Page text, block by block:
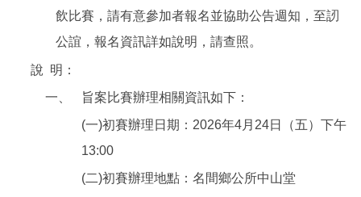
飲比賽，請有意參加者報名並協助公告週知，至訒
公誼，報名資訊詳如說明，請查照。
說 明：
一、
旨案比賽辦理相關資訊如下：
(一)初賽辦理日期：2026年4月24日（五）下午
13:00
(二)初賽辦理地點：名間鄉公所中山堂